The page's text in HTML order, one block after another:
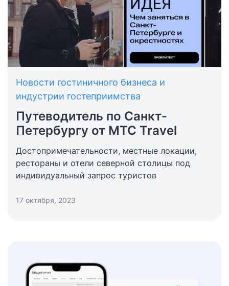
Новости гостиничного бизнеса и
индустрии гостеприимства
Путеводитель по Санкт-
Петербургу от МТС Travel
Достопримечательности, местные локации,
рестораны и отели северной столицы под
индивидуальный запрос туристов
17 октября, 2023